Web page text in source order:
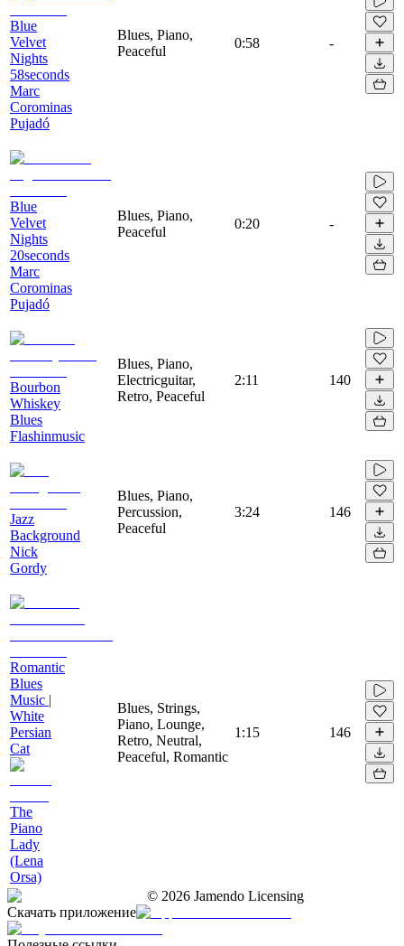
Blue
Velvet
Nights
58seconds
Marc
Corominas
Pujadó
Blues, Piano,
Peaceful
0:58 -
Blue
Velvet
Nights
20seconds
Marc
Corominas
Pujadó
Blues, Piano,
Peaceful
0:20 -
Bourbon
Whiskey
Blues
Flashinmusic
Blues, Piano,
Electricguitar,
Retro, Peaceful
2:11 140
Jazz
Background
Nick
Gordy
Blues, Piano,
Percussion,
Peaceful
3:24 146
Romantic
Blues
Music |
White
Persian
Cat
The
Piano
Lady
(Lena
Orsa)
Blues, Strings,
Piano, Lounge,
Retro, Neutral,
Peaceful, Romantic
1:15 146
© 2026 Jamendo Licensing
Скачать приложение